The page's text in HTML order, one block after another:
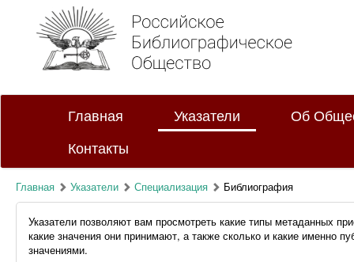
Главная Указатели
Об
Контакты
Главная Указатели Специализация Библиография
Указатели позволяют вам просмотреть какие типы метаданных
какие значения они принимают, а также сколько и какие именно
значениями.